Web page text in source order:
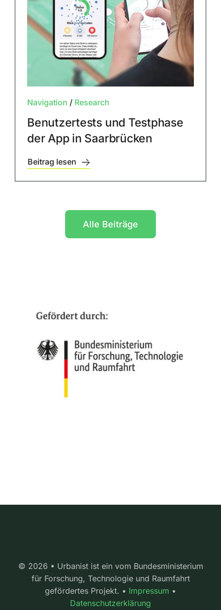
Navigation / Research
Benutzertests und Testphase
der App in Saarbrücken
Beitrag lesen
Alle Beiträge
© 2026 • Urbanist ist ein vom Bundesministerium
für Forschung, Technologie und Raumfahrt
gefördertes Projekt. • Impressum •
Datenschutzerklärung